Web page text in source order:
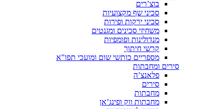
בוצ’רים
סכיני שף מקצועיות
סכיני ירקות ופירות
משחיזי סכינים ומגנטים
מנדולינות ופומפיות
קרשי חיתוך
מספריים כותשי שום ומועכי תפו"א
סירים ומחבתות
פלאנצ’ה
סירים
מחבתות
מחבתות ווק ופינג’אן